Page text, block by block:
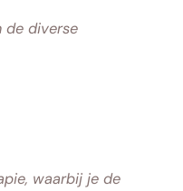
de diverse
waarbij je de